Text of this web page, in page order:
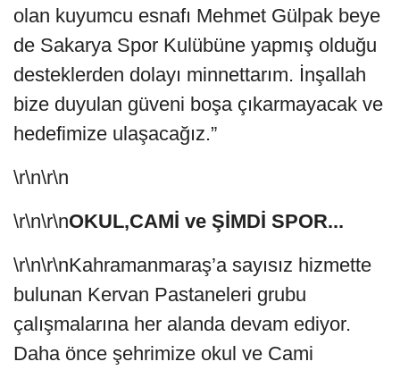
olan kuyumcu esnafı Mehmet Gülpak beye
de Sakarya Spor Kulübüne yapmış olduğu
desteklerden dolayı minnettarım. İnşallah
bize duyulan güveni boşa çıkarmayacak ve
hedefimize ulaşacağız.”
\r\n\r\n
\r\n\r\nOKUL,CAMİ ve ŞİMDİ SPOR...
\r\n\r\nKahramanmaraş’a sayısız hizmette
bulunan Kervan Pastaneleri grubu
çalışmalarına her alanda devam ediyor.
Daha önce şehrimize okul ve Cami